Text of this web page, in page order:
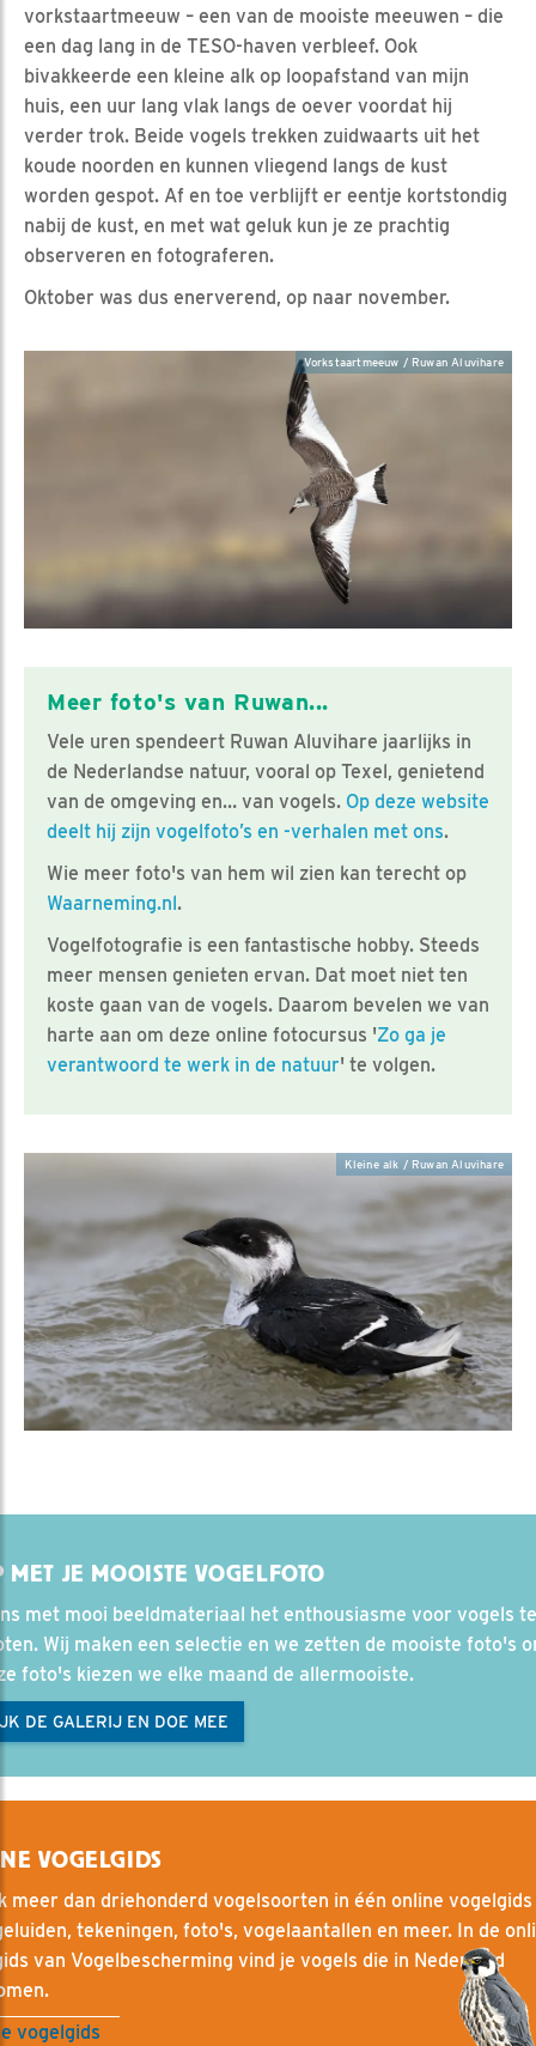
vorkstaartmeeuw – een van de mooiste meeuwen – die
een dag lang in de TESO-haven verbleef. Ook
bivakkeerde een kleine alk op loopafstand van mijn
huis, een uur lang vlak langs de oever voordat hij
verder trok. Beide vogels trekken zuidwaarts uit het
koude noorden en kunnen vliegend langs de kust
worden gespot. Af en toe verblijft er eentje kortstondig
nabij de kust, en met wat geluk kun je ze prachtig
observeren en fotograferen.
Oktober was dus enerverend, op naar november.
Vorkstaartmeeuw / Ruwan Aluvihare
Meer foto's van Ruwan...
Vele uren spendeert Ruwan Aluvihare jaarlijks in
de Nederlandse natuur, vooral op Texel, genietend
van de omgeving en… van vogels. Op deze website
deelt hij zijn vogelfoto’s en -verhalen met ons.
Wie meer foto's van hem wil zien kan terecht op
Waarneming.nl.
Vogelfotografie is een fantastische hobby. Steeds
meer mensen genieten ervan. Dat moet niet ten
koste gaan van de vogels. Daarom bevelen we van
harte aan om deze online fotocursus 'Zo ga je
verantwoord te werk in de natuur' te volgen.
Kleine alk / Ruwan Aluvihare
MET JE MOOISTE VOGELFOTO
met mooi beeldmateriaal het enthousiasme voor vogels te
Wij maken een selectie en we zetten de mooiste foto's
foto's kiezen we elke maand de allermooiste.
DE GALERIJ EN DOE MEE
VOGELGIDS
meer dan driehonderd vogelsoorten in één online
tekeningen, foto's, vogelaantallen en meer. In de
van Vogelbescherming vind je vogels die in Nederland
vogelgids